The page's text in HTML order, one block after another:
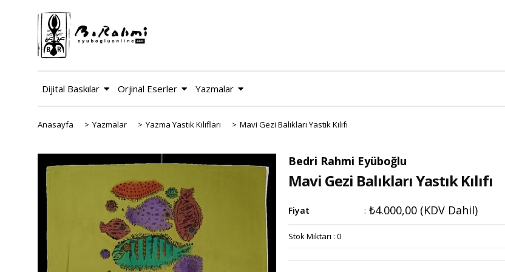
Dijital Baskılar Orjinal Eserler Yazmalar
Anasayfa > Yazmalar > Yazma Yastık Kılıfları > Mavi Gezi Balıkları Yastık Kılıfı
Bedri Rahmi Eyüboğlu
Mavi Gezi Balıkları Yastık Kılıfı
Fiyat : ₺4.000,00 (KDV Dahil)
Stok Miktarı : 0